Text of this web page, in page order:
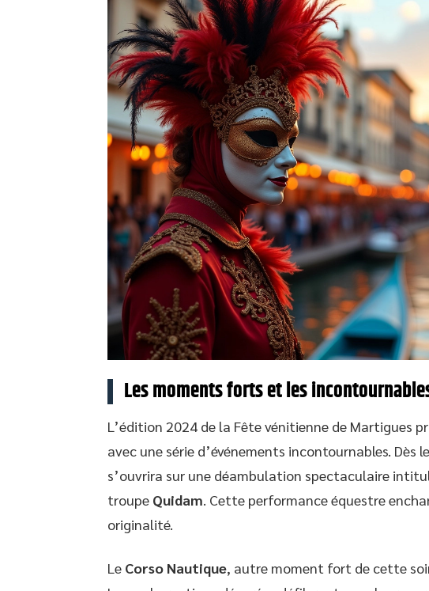
Les moments forts et les
L’édition 2024 de la Fête vénitienne de Martigues
avec une série d’événements incontournables. Dès
s’ouvrira sur une déambulation spectaculaire
troupe Quidam. Cette performance équestre
originalité.
Le Corso Nautique, autre moment fort de cette